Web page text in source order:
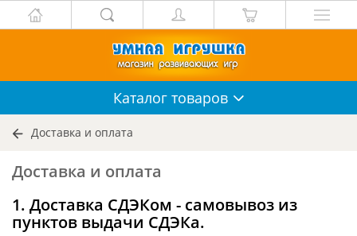
Каталог товаров
Доставка и оплата
Доставка и оплата
1. Доставка СДЭКом - самовывоз из
пунктов выдачи СДЭКа.